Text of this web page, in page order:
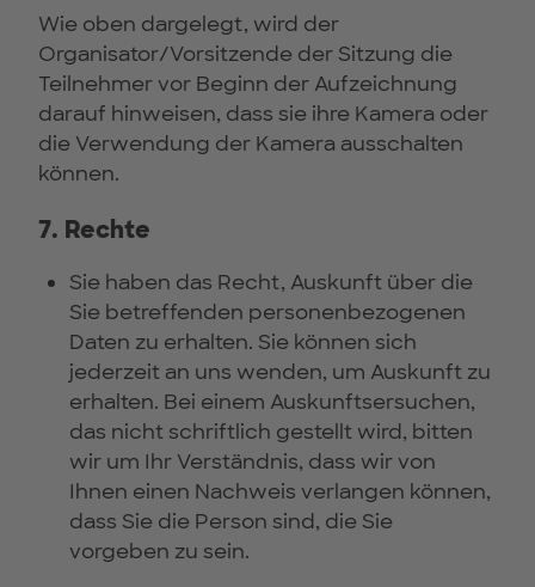
Wie oben dargelegt, wird der
Organisator/Vorsitzende der Sitzung die
Teilnehmer vor Beginn der Aufzeichnung
darauf hinweisen, dass sie ihre Kamera oder
die Verwendung der Kamera ausschalten
können.
7. Rechte
Sie haben das Recht, Auskunft über die
Sie betreffenden personenbezogenen
Daten zu erhalten. Sie können sich
jederzeit an uns wenden, um Auskunft zu
erhalten. Bei einem Auskunftsersuchen,
das nicht schriftlich gestellt wird, bitten
wir um Ihr Verständnis, dass wir von
Ihnen einen Nachweis verlangen können,
dass Sie die Person sind, die Sie
vorgeben zu sein.